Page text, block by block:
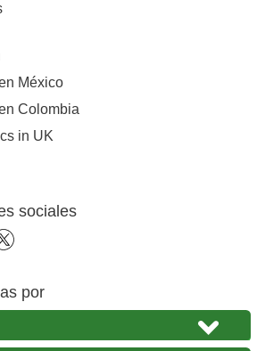
México
Colombia
in UK
sociales
por